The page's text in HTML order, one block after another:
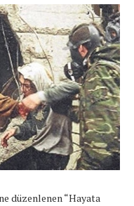
düzenlenen “Hayata